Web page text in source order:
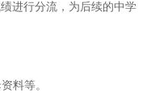
进行分流，为后续的中学
料等。